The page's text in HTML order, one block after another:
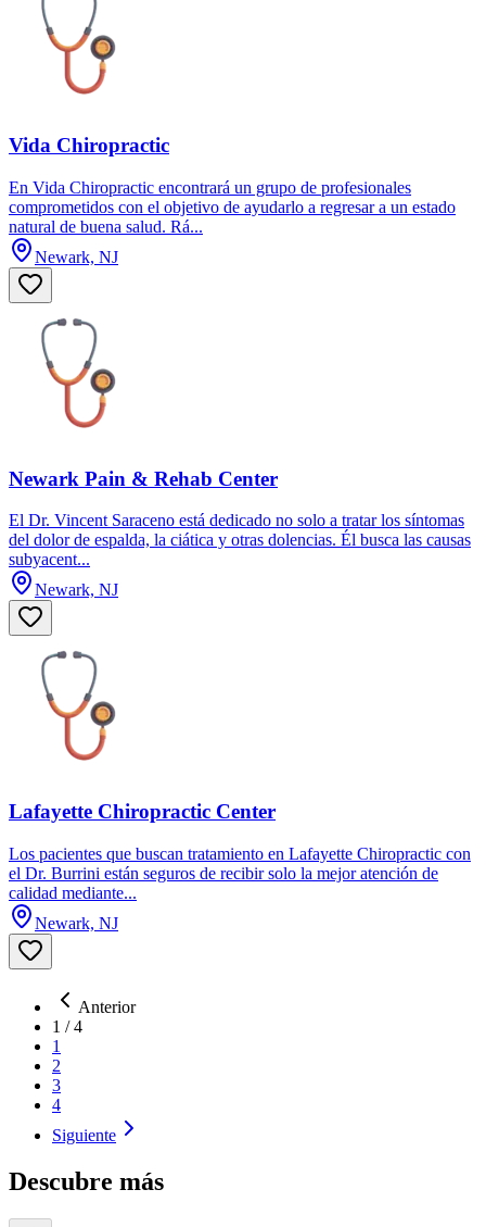
Vida Chiropractic
En Vida Chiropractic encontrará un grupo de profesionales
comprometidos con el objetivo de ayudarlo a regresar a un estado
natural de buena salud. Rá...
Newark, NJ
Newark Pain & Rehab Center
El Dr. Vincent Saraceno está dedicado no solo a tratar los síntomas
del dolor de espalda, la ciática y otras dolencias. Él busca las causas
subyacent...
Newark, NJ
Lafayette Chiropractic Center
Los pacientes que buscan tratamiento en Lafayette Chiropractic con
el Dr. Burrini están seguros de recibir solo la mejor atención de
calidad mediante...
Newark, NJ
Anterior
1 /4
1
2
3
4
Siguiente
Descubre más